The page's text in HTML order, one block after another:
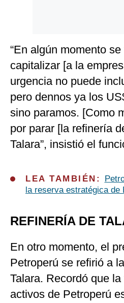
“En algún momento
capitalizar [a la
urgencia no puede
pero dennos ya los
sino paramos. [Como
por parar [la refinería
Talara”, insistió el
LEA TAMBIÉN:
la reserva estratégica de
REFINERÍA DE
En otro momento, el
Petroperú se refirió a
Talara. Recordó que
activos de Petroperú